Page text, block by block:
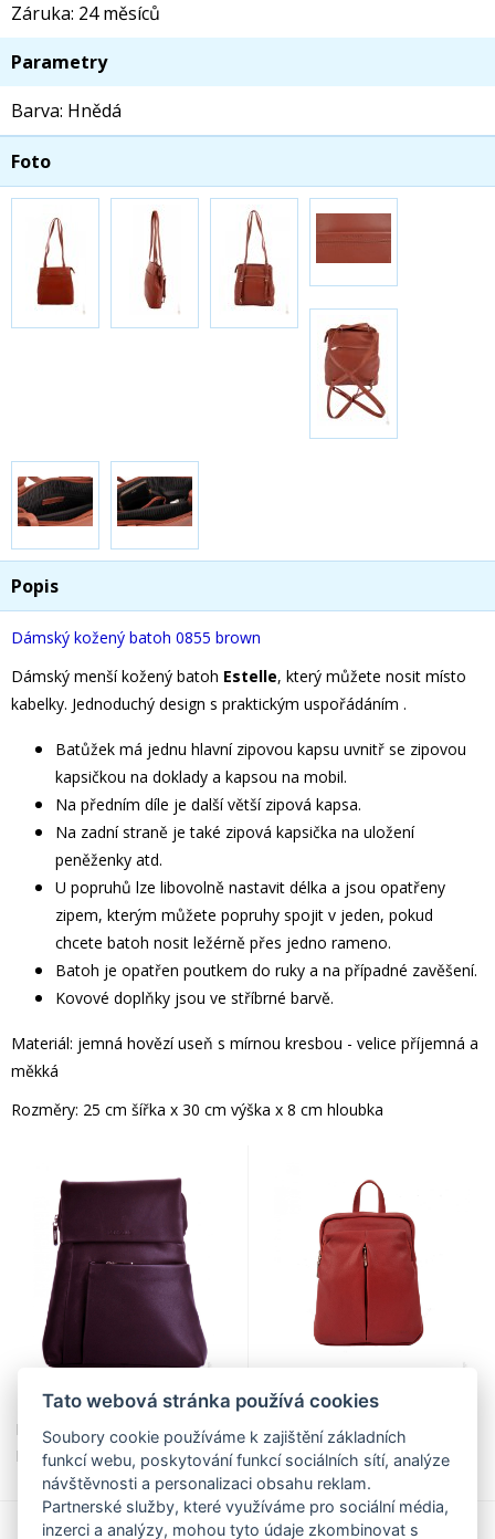
Záruka: 24 měsíců
Parametry
Barva: Hnědá
Foto
Popis
Dámský kožený batoh 0855 brown
Dámský menší kožený batoh Estelle, který můžete nosit místo
kabelky. Jednoduchý design s praktickým uspořádáním .
Batůžek má jednu hlavní zipovou kapsu uvnitř se zipovou
kapsičkou na doklady a kapsou na mobil.
Na předním díle je další větší zipová kapsa.
Na zadní straně je také zipová kapsička na uložení
peněženky atd.
U popruhů lze libovolně nastavit délka a jsou opatřeny
zipem, kterým můžete popruhy spojit v jeden, pokud
chcete batoh nosit ležérně přes jedno rameno.
Batoh je opatřen poutkem do ruky a na případné zavěšení.
Kovové doplňky jsou ve stříbrné barvě.
Materiál: jemná hovězí useň s mírnou kresbou - velice příjemná a
měkká
Rozměry: 25 cm šířka x 30 cm výška x 8 cm hloubka
2 280,00 Kč
Estelle Dámský kožený batoh
ET-0145 tmavě hnědý
2 290,00 Kč
Estelle dámský kožený batoh
do města 0143 červený
Tato webová stránka používá cookies
Soubory cookie používáme k zajištění základních
funkcí webu, poskytování funkcí sociálních sítí, analýze
návštěvnosti a personalizaci obsahu reklam.
Partnerské služby, které využíváme pro sociální média,
inzerci a analýzy, mohou tyto údaje zkombinovat s